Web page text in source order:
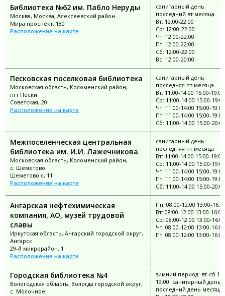
Библиотека №62 им. Пабло Неруды
Москва, Москва, Алексеевский район
Мира проспект, 180
Расположение на карте
санитарный день:
последний вт месяца
Вт: 12:00-22:00
Ср: 12:00-22:00
Чт: 12:00-22:00
Пт: 12:00-22:00
Сб: 12:00-22:00
Вс: 12:00-20:00
Песковская поселковая библиотека
Московская область, Коломенский район,
пгт Пески
Советская, 20
Расположение на карте
санитарный день:
последняя пт месяца
Вт: 11:00-14:00 15:00-19:00
Ср: 11:00-14:00 15:00-19:00
Чт: 11:00-14:00 15:00-19:00
Пт: 11:00-14:00 15:00-19:00
Сб: 11:00-14:00 15:00-20:00
Межпоселенческая центральная
библиотека им. И.И. Лажечникова
Московская область, Коломенский район,
с. Шеметово
Шеметово с, 11
Расположение на карте
санитарный день:
последняя пт месяца
Вт: 11:00-14:00 15:00-19:00
Ср: 11:00-14:00 15:00-19:00
Чт: 11:00-14:00 15:00-19:00
Пт: 11:00-14:00 15:00-19:00
Сб: 11:00-14:00 15:00-20:00
Ангарская нефтехимическая
компания, АО, музей трудовой
славы
Иркутская область, Ангарский городской округ,
Ангарск
29-й микрорайон, 1
Расположение на карте
Пн: 08:00-12:00 13:00-
Вт: 08:00-12:00 13:00-16:00
Ср: 08:00-12:00 13:00-16:00
Чт: 08:00-12:00 13:00-16:00
Пт: 08:00-12:00 13:00-16:00
Городская библиотека №4
Вологодская область, Вологда городской округ,
с. Молочное
зимний период: вт-сб
19:00; санитарный день:
последний день месяца